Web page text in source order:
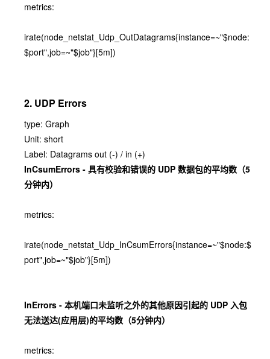
metrics:
irate(node_netstat_Udp_OutDatagrams{instance=~"$node:
$port",job=~"$job"}[5m])
2. UDP Errors
type: Graph
Unit: short
Label: Datagrams out (-) / in (+)
InCsumErrors - 具有校验和错误的 UDP 数据包的平均数（5
分钟内）
metrics:
irate(node_netstat_Udp_InCsumErrors{instance=~"$node:$
port",job=~"$job"}[5m])
InErrors - 本机端口未监听之外的其他原因引起的 UDP 入包
无法送达(应用层)的平均数（5分钟内）
metrics: